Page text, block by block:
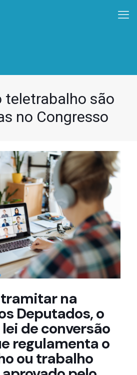
teletrabalho são
no Congresso
na
Deputados, o
de conversão
regulamenta o
ou trabalho